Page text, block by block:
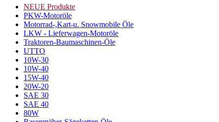
NEUE Produkte
PKW-Motoröle
Motorrad-,Kart-u. Snowmobile Öle
LKW - Lieferwagen-Motoröle
Traktoren-Baumaschinen-Öle
UTTO
10W-30
10W-40
15W-40
20W-20
SAE 30
SAE 40
80W